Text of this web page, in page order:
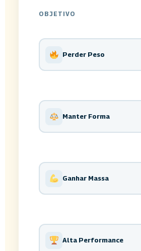
OBJETIVO
Perder Peso
Manter Forma
Ganhar Massa
Alta Performance